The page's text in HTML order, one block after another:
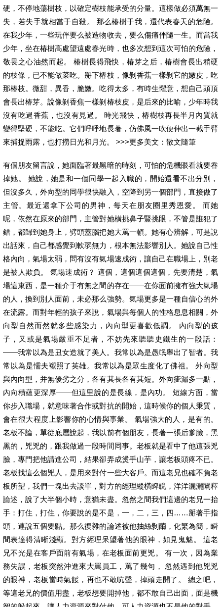
硬，不停地蕩樹枝，以確定樹枝能承受的分量。這樣做必須萬無一
失，若失手就相當于自殺。 那么椿樹于我，還代表春天的危險。
在我少年，一些玩伴要么被造物收去，要么傷痛伴隨一生。而當我
少年，坐在椿樹高處望遠處春光時，也多次想到這次可怕的危險，
敬畏之心油然而起。 椿樹長得飛快，椿芽之后，椿樹會長出稍硬
的枝條，已不能做菜吃。掰下椿枝，像剝香蕉一樣剝它的嫩皮，吃
那椿枝。微甜，異香，脆嫩。吃得太多，有時生懼意，想自己頭頂
會長出椿芽。說像剝香焦一樣剝椿枝皮，是后來的比喻，少年時我
沒有吃過香蕉，也沒有見過。 時光飛快，椿樹枝再長半月內質就
變得堅硬，不能吃。它們呼呼地長著，仿佛風一吹便伸出一截手臂
來捕捉雨露，也打撈日光和月光。 >>>更多美文：散文隨筆
有個朋友留言說，她面臨著最黑暗的時刻，可怕的危機眼看就要吞
掉她。 她說，她是和一個同學一起入職的，開始還看不出分別，
但沒多久，外向型的同學很快融入，空降到另一個部門，直接做了
主管。最近還拿下公司的男神，每天在朋友圈里秀恩愛。 而她
呢，依然在原來的部門，主管對她橫挑鼻子豎挑眼，不管是誰犯了
錯，都歸到她身上，劈頭蓋腦把她大罵一頓。她有心辨解，可是說
出話來，自己都感覺到軟弱無力，根本無法影響別人。她說自己性
格內向，氣場太弱，問有沒有氣場速成術，讓自己在職場上，別老
是被人欺負。 氣場速成術？ 這個，這個這個這個，先要清楚，氣
場這東西，是一種介于有無之間的存在——在你面前擁有強大氣場
的人，換到別人面前，未必那么強勢。氣場更多是一種自信心的外
在流露。而對年輕的孩子來說，氣場與每個人的性格息息相關，外
向型自然而然就多些感染力，內向型更喜歡低調。 內向型的孩
子，又或是氣場嚴重不足者，不妨先來聽聽史鐵生的一段話：
——我常以為是丑女造就了美人。我常以為是愚氓舉出了智者。我
常以為是懦夫襯照了英雄。我常以為是眾生度化了佛祖。 外向型
與內向型，并無優劣之分，各有其長各有其短。外向疵漏多一點，
內向積蘊更深厚——但這里說的是長線，是內功。 短線方面，當
你步入職場，就意味著合作或對抗的開始，這時候你的個人秉質，
會在很大程度上影響你的心情與事業。 氣場強大的人，是有的。
老板不論，單從底層說起，我以前有個朋友，長著一張后爹臉，黑
黑的，兇兇的，跟我做過一段時間同事。老板就是看中了他這張兇
臉，專門把他請進公司，結果卻弄成燙手山芋，讓老板頭疼不已。
老板找這么個兇人，是用來對付一些大客戶。而這老兄也確不負老
板所望，我們一塊出去談單，對方的經理縱橫睥睨，洋洋灑灑闡釋
論述，說了大半個小時，意猶未盡。忽然之間我們這邊的老兄一抬
手：打住，打住，你要說的是不是，一，二，三，四……掰著手指
頭，連說五個要點。那么復雜的論述被他抽絲剝繭，化繁為簡，瞬
間表達得清晰淺顯。對方經理呆望著他的眼神，如見鬼魅。 這老
兄不光是在客戶面前有氣場，在老板面前更兇。 有一次，因為業
務失誤，老板突然沖進來大罵員工，罵了幾句， 忽然遇到他兇兇
的眼神，老板當時氣餒，再也不敢吭聲，掉頭走開了。 總之吧，
等這老兄的價值用盡，老板想要開掉他，都不敢自己出面，面是機